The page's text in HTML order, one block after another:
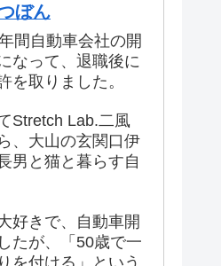
ぼん
間自動車会社の開
なって、退職後に
を取りました。
Stretch Lab.二風
、大山の玄関口伊
男と猫と暮らす自
好きで、自動車開
たが、「50歳で一
を付ける」という